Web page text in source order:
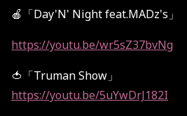
🍎「Day'N' Night feat.MADz's」
https://youtu.be/wr5sZ37bvNg
🍅「Truman Show」
https://youtu.be/5uYwDrJ182I